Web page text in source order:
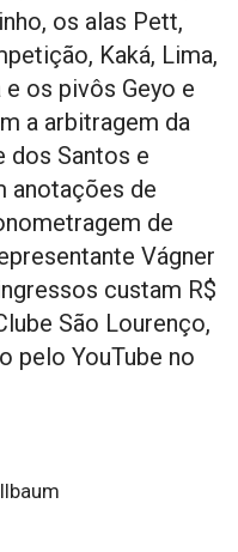
os alas Pett,
Kaká, Lima,
e os pivôs Geyo e
a arbitragem da
dos Santos e
anotações de
de
Vágner
custam R$
São Lourenço,
pelo YouTube no